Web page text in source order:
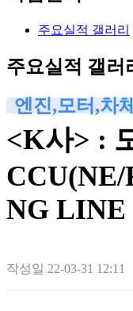
주요실적 갤러리
주요실적 갤러
엔진,모터,차체
<K사> :
NG LINE
작성일 22-03-31 12:11